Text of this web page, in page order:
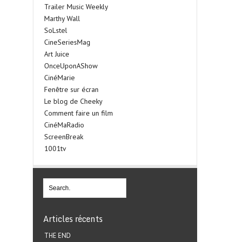
Trailer Music Weekly
Marthy Wall
SoLstel
CineSeriesMag
Art Juice
OnceUponAShow
CinéMarie
Fenêtre sur écran
Le blog de Cheeky
Comment faire un film
CinéMaRadio
ScreenBreak
1001tv
Articles récents
THE END